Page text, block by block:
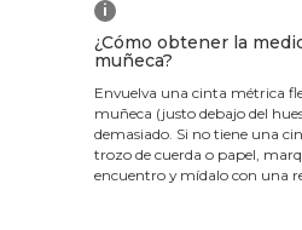
i
¿Cómo obtener la
muñeca?
Envuelva una cinta métrica
muñeca (justo debajo del
demasiado. Si no tiene una
trozo de cuerda o papel,
encuentro y mídalo con una